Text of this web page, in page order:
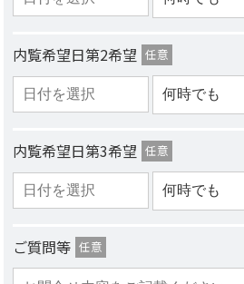
内覧希望日第2希望 任意
内覧希望日第3希望 任意
ご質問等 任意